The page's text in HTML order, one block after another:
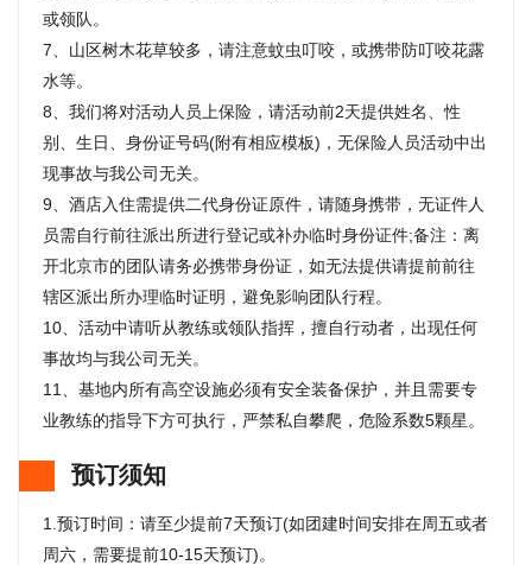
或领队。
7、山区树木花草较多，请注意蚊虫叮咬，或携带防叮咬花露
水等。
8、我们将对活动人员上保险，请活动前2天提供姓名、性
别、生日、身份证号码(附有相应模板)，无保险人员活动中出
现事故与我公司无关。
9、酒店入住需提供二代身份证原件，请随身携带，无证件人
员需自行前往派出所进行登记或补办临时身份证件;备注：离
开北京市的团队请务必携带身份证，如无法提供请提前前往
辖区派出所办理临时证明，避免影响团队行程。
10、活动中请听从教练或领队指挥，擅自行动者，出现任何
事故均与我公司无关。
11、基地内所有高空设施必须有安全装备保护，并且需要专
业教练的指导下方可执行，严禁私自攀爬，危险系数5颗星。
预订须知
1.预订时间：请至少提前7天预订(如团建时间安排在周五或者
周六，需要提前10-15天预订)。